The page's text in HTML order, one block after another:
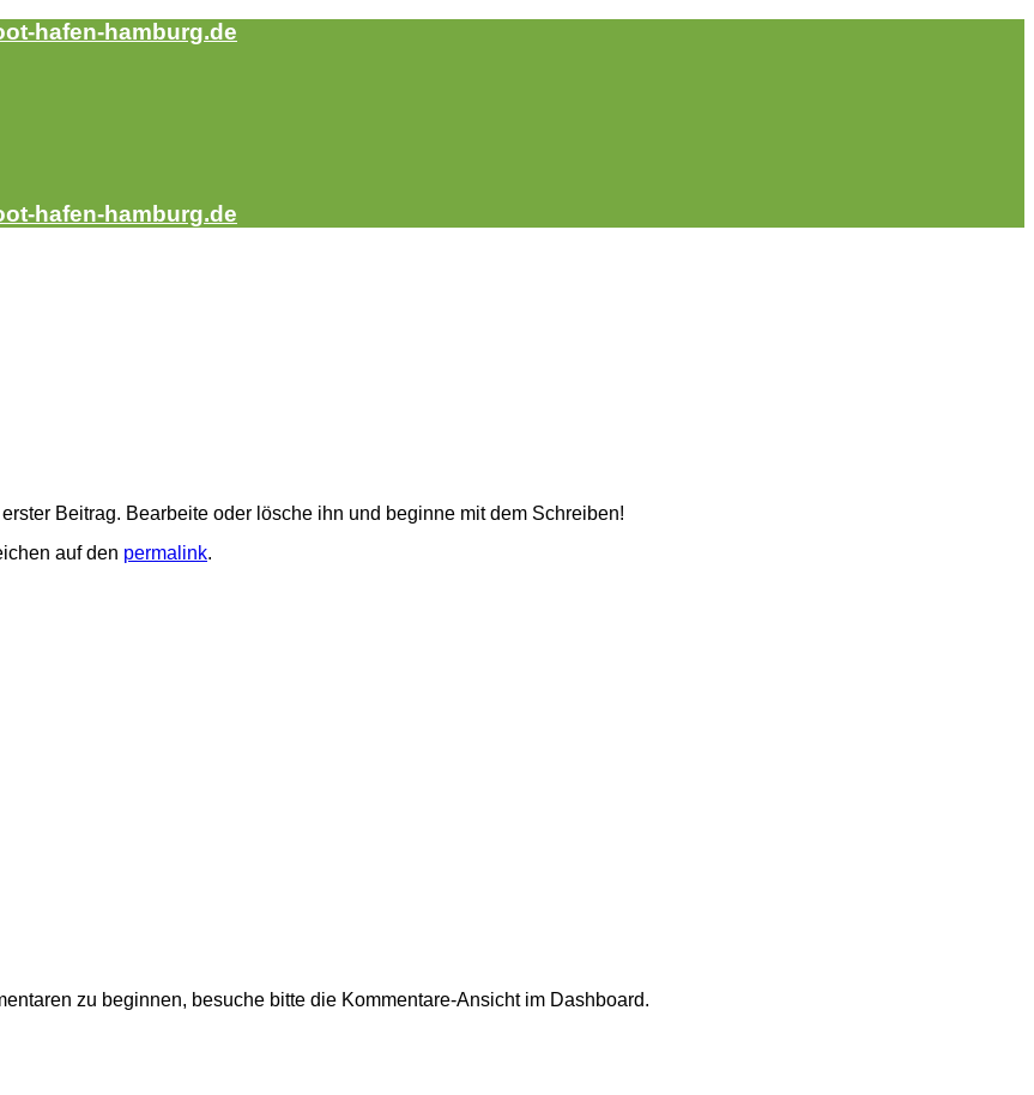
hafen-hamburg.de
hafen-hamburg.de
Beitrag. Bearbeite oder lösche ihn und beginne mit dem Schreiben!
auf den permalink.
zu beginnen, besuche bitte die Kommentare-Ansicht im Dashboard.